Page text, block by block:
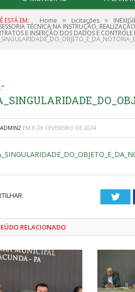
ESTÁ EM: Home » Licitações »
TÉCNICA NA INSTRUÇÃO,
E INSERÇÃO DOS DADOS E
EM 8 DE FEVEREIRO DE 2024
RELACIONADO